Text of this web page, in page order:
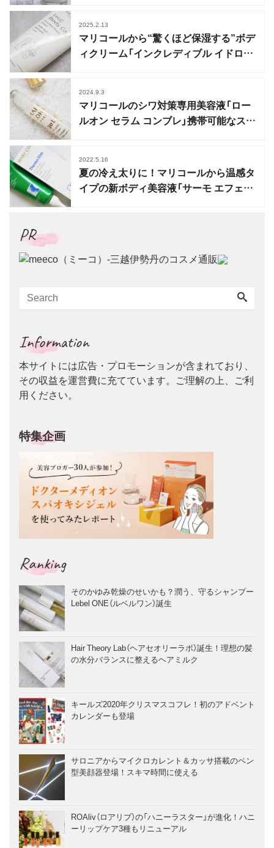
2025.2.13
マリコールから“驚くほど保湿する”ボデ
ィクリーム「インクレディブル イドロス
2024.9.3
マリコールのシワ対策専用美容液「ロー
ルオン セラム コンブレ」携帯可能なスポ
2022.5.16
夏の冷え太りに！マリコールから温感タ
イプの新ボディ美容液「サーモ エフェク
PR
Information
本サイトには広告・プロモーションが含まれており、
その収益を運営費に充てています。ご理解の上、ご利
用ください。
特集企画
Ranking
そのかゆみ乾燥のせいかも？潤う、守るシャンプー
Lebel ONE（ルベルワン）誕生
Hair Theory Lab（ヘアセオリーラボ）誕生！理想の髪
の水分バランスに整えるヘアミルク
キールズ2020年クリスマスコフレ！初のアドベント
カレンダーも登場
サロニアからマイクロカレント＆カッサ搭載のペン
型美顔器登場！スキマ時間に使える
ROAliv（ロアリブ）の「ハニーラスター」が進化！ハニ
ーリップケア3種もリニューアル